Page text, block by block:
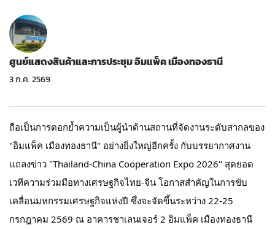
ศูนย์แสดงสินค้าและการประชุม อิมแพ็ค เมืองทองธานี
3 ก.ค. 2569
ถือเป็นการตอกย้ำความเป็นผู้นำด้านสถานที่จัดงานระดับสากลของ
"อิมแพ็ค เมืองทองธานี" อย่างยิ่งใหญ่อีกครั้ง กับบรรยากาศงาน
แถลงข่าว "Thailand-China Cooperation Expo 2026" สุดยอด
เวทีความร่วมมือทางเศรษฐกิจไทย-จีน โอกาสสำคัญในการขับ
เคลื่อนมหกรรมเศรษฐกิจแห่งปี ซึ่งจะจัดขึ้นระหว่าง 22-25
กรกฎาคม 2569 ณ อาคารชาเลนเจอร์ 2 อิมแพ็ค เมืองทองธานี